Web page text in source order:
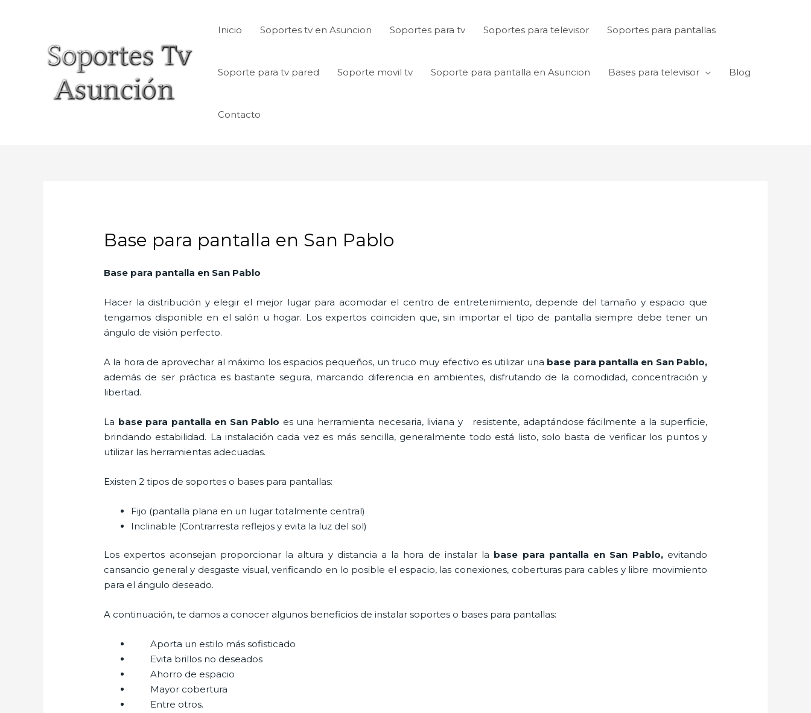
Inicio Soportes tv en Asuncion Soportes para tv Soportes para televisor Soportes para pantallas
Soporte para tv pared Soporte movil tv Soporte para pantalla en Asuncion Bases para televisor Blog
Contacto
Base para pantalla en San Pablo
Base para pantalla en San Pablo
Hacer la distribución y elegir el mejor lugar para acomodar el centro de entretenimiento, depende del tamaño y espacio que
tengamos disponible en el salón u hogar. Los expertos coinciden que, sin importar el tipo de pantalla siempre debe tener un
ángulo de visión perfecto.
A la hora de aprovechar al máximo los espacios pequeños, un truco muy efectivo es utilizar una base para pantalla en San Pablo,
además de ser práctica es bastante segura, marcando diferencia en ambientes, disfrutando de la comodidad, concentración y
libertad.
La base para pantalla en San Pablo es una herramienta necesaria, liviana y resistente, adaptándose fácilmente a la superficie,
brindando estabilidad. La instalación cada vez es más sencilla, generalmente todo está listo, solo basta de verificar los puntos y
utilizar las herramientas adecuadas.
Existen 2 tipos de soportes o bases para pantallas:
Fijo (pantalla plana en un lugar totalmente central)
Inclinable (Contrarresta reflejos y evita la luz del sol)
Los expertos aconsejan proporcionar la altura y distancia a la hora de instalar la base para pantalla en San Pablo, evitando
cansancio general y desgaste visual, verificando en lo posible el espacio, las conexiones, coberturas para cables y libre movimiento
para el ángulo deseado.
A continuación, te damos a conocer algunos beneficios de instalar soportes o bases para pantallas:
Aporta un estilo más sofisticado
Evita brillos no deseados
Ahorro de espacio
Mayor cobertura
Entre otros.